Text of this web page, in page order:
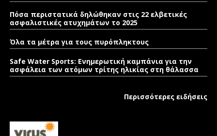
Πόσα περιστατικά δηλώθηκαν στις 22 ελβετικές
ασφαλιστικές ατυχημάτων το 2025
Όλα τα μέτρα για τους πυρόπληκτους
Safe Water Sports: Eνημερωτική καμπάνια για την
ασφάλεια των ατόμων τρίτης ηλικίας στη θάλασσα
Περισσότερες ειδήσεις